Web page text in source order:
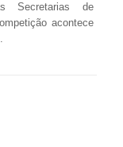
Secretarias de
acontece